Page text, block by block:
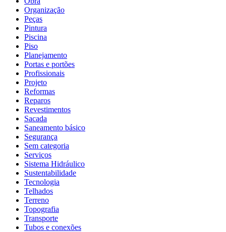
Organização
Peças
Pintura
Piscina
Piso
Planejamento
Portas e portões
Profissionais
Projeto
Reformas
Reparos
Revestimentos
Sacada
Saneamento básico
Segurança
Sem categoria
Serviços
Sistema Hidráulico
Sustentabilidade
Tecnologia
Telhados
Terreno
Topografia
Transporte
Tubos e conexões